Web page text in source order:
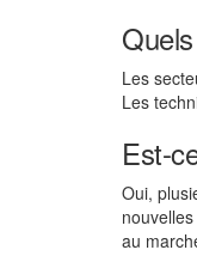
Les
Les
Est-
Oui,
au